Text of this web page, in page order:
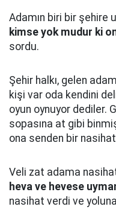
Adamın biri bir şehire
kimse yok mudur ki
sordu.
Şehir halkı, gelen
kişi var oda kendini
oyun oynuyor dediler.
sopasına at gibi
ona senden bir
Veli zat adama
heva ve hevese
nasihat verdi ve